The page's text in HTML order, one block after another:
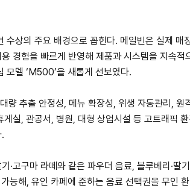
수상의 주요 배경으로 꼽힌다. 메일빈은 실제 매
경험을 빠르게 반영해 제품과 시스템을 지속적
모델 ‘M500’을 새롭게 선보였다.
추출 안정성, 메뉴 확장성, 위생 자동관리, 원
실, 관공서, 병원, 대형 상업시설 등 고트래픽
·고구마 라떼와 같은 파우더 음료, 블루베리·딸
능해, 유인 카페에 준하는 음료 선택권을 무인